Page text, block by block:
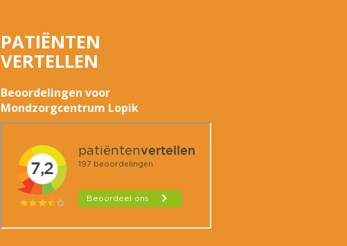
PATIËNTEN
VERTELLEN
Beoordelingen voor
Mondzorgcentrum Lopik